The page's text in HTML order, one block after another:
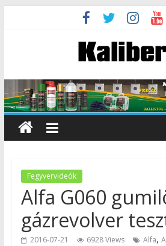
Fegyvervideók
Alfa G060
gázrevolver
2016-07-21 6928 Views Alfa,